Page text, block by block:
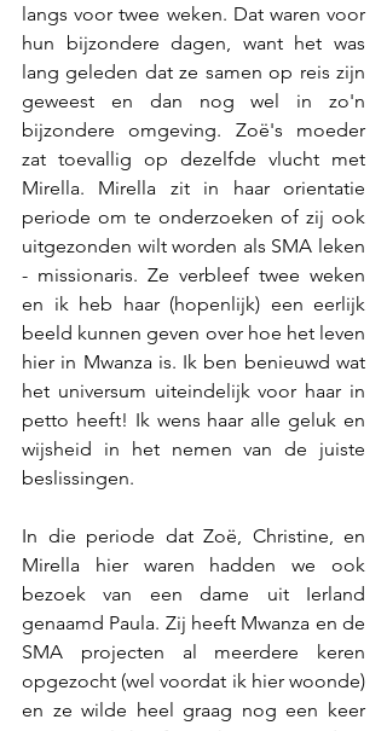
langs voor twee weken. Dat waren voor
hun bijzondere dagen, want het was
lang geleden dat ze samen op reis zijn
geweest en dan nog wel in zo'n
bijzondere omgeving. Zoë's moeder
zat toevallig op dezelfde vlucht met
Mirella. Mirella zit in haar orientatie
periode om te onderzoeken of zij ook
uitgezonden wilt worden als SMA leken
- missionaris. Ze verbleef twee weken
en ik heb haar (hopenlijk) een eerlijk
beeld kunnen geven over hoe het leven
hier in Mwanza is. Ik ben benieuwd wat
het universum uiteindelijk voor haar in
petto heeft! Ik wens haar alle geluk en
wijsheid in het nemen van de juiste
beslissingen.
In die periode dat Zoë, Christine, en
Mirella hier waren hadden we ook
bezoek van een dame uit Ierland
genaamd Paula. Zij heeft Mwanza en de
SMA projecten al meerdere keren
opgezocht (wel voordat ik hier woonde)
en ze wilde heel graag nog een keer